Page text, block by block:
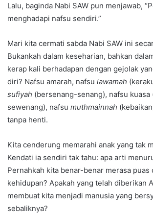
Lalu, baginda Nabi SAW pun menjawab,
menghadapi nafsu sendiri.”
Mari kita cermati sabda Nabi SAW ini
Bukankah dalam keseharian, bahkan
kerap kali berhadapan dengan gejolak
diri? Nafsu amarah, nafsu lawamah
sufiyah (bersenang-senang), nafsu kuasa
sewenang), nafsu muthmainnah
tanpa henti.
Kita cenderung memarahi anak yang tak
Kendati ia sendiri tak tahu: apa arti
Pernahkah kita benar-benar merasa puas
kehidupan? Apakah yang telah diberikan
membuat kita menjadi manusia yang
sebaliknya?